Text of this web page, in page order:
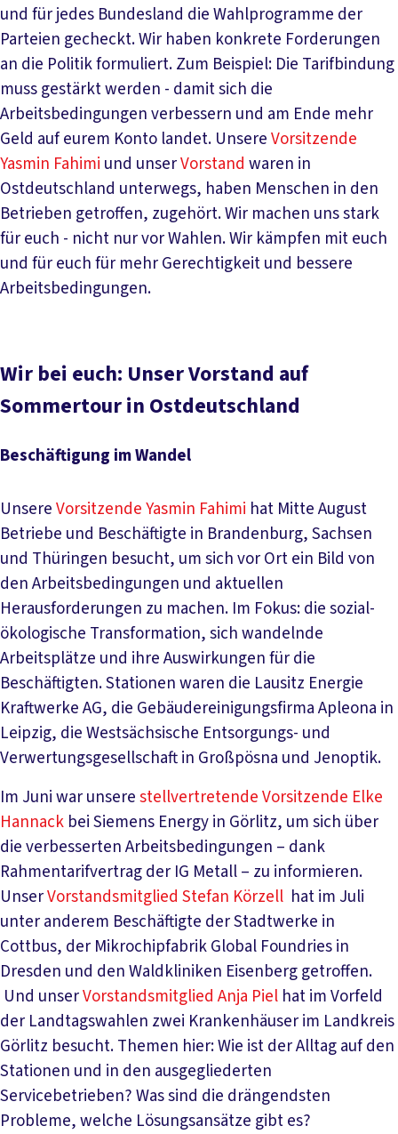
und für jedes Bundesland die Wahlprogramme der
Parteien gecheckt. Wir haben konkrete Forderungen
an die Politik formuliert. Zum Beispiel: Die Tarifbindung
muss gestärkt werden - damit sich die
Arbeitsbedingungen verbessern und am Ende mehr
Geld auf eurem Konto landet. UnsereVorsitzende
Yasmin Fahimi und unserVorstand waren in
Ostdeutschland unterwegs, haben Menschen in den
Betrieben getroffen, zugehört. Wir machen uns stark
für euch - nicht nur vor Wahlen. Wir kämpfen mit euch
und für euch für mehr Gerechtigkeit und bessere
Arbeitsbedingungen.
Wir bei euch: Unser Vorstand auf
Sommertour in Ostdeutschland
Beschäftigung im Wandel
UnsereVorsitzende Yasmin Fahimi hat Mitte August
Betriebe und Beschäftigte in Brandenburg, Sachsen
und Thüringen besucht, um sich vor Ort ein Bild von
den Arbeitsbedingungen und aktuellen
Herausforderungen zu machen. Im Fokus: die sozial-
ökologische Transformation, sich wandelnde
Arbeitsplätze und ihre Auswirkungen für die
Beschäftigten. Stationen waren die Lausitz Energie
Kraftwerke AG, die Gebäudereinigungsfirma Apleona in
Leipzig, die Westsächsische Entsorgungs- und
Verwertungsgesellschaft in Großpösna und Jenoptik.
Im Juni war unserestellvertretende Vorsitzende Elke
Hannack bei Siemens Energy in Görlitz, um sich über
die verbesserten Arbeitsbedingungen – dank
Rahmentarifvertrag der IG Metall – zu informieren.
UnserVorstandsmitglied Stefan Körzell hat im Juli
unter anderem Beschäftigte der Stadtwerke in
Cottbus, der Mikrochipfabrik Global Foundries in
Dresden und den Waldkliniken Eisenberg getroffen.
Und unserVorstandsmitglied Anja Piel hat im Vorfeld
der Landtagswahlen zwei Krankenhäuser im Landkreis
Görlitz besucht. Themen hier: Wie ist der Alltag auf den
Stationen und in den ausgegliederten
Servicebetrieben? Was sind die drängendsten
Probleme, welche Lösungsansätze gibt es?